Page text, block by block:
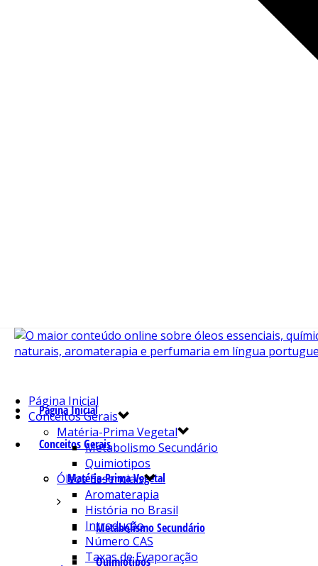
Página Inicial
Conceitos Gerais
Matéria-Prima Vegetal
Metabolismo Secundário
Quimiotipos
Página Inicial
Conceitos Gerais
Matéria-Prima Vegetal
Metabolismo Secundário
Quimiotipos
Óleos Essenciais
Aromaterapia
História no Brasil
Introdução
Número CAS
Taxas de Evaporação